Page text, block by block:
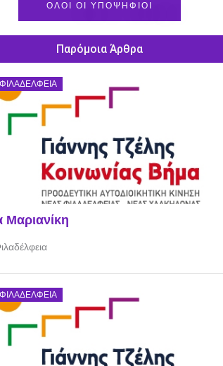
ΟΛΟΙ ΟΙ ΥΠΟΨΗΦΙΟΙ
Παρόμοια Άρθρα
Μαριανίκη